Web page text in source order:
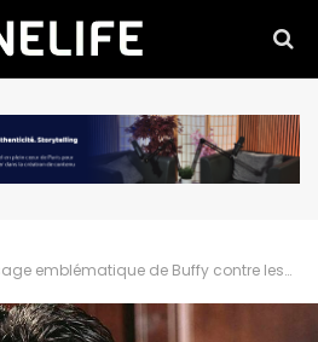
de Buffy contre les Vampires, est décédé à 72 ans